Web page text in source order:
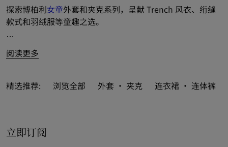
探索博柏利女童外套和夹克系列，呈献 Trench 风衣、绗缝
款式和羽绒服等童趣之选。
或经典 Burberry 格纹
阅读更多
精选推荐: 浏览全部 外套 · 夹克 连衣裙 · 连体裤
立即订阅